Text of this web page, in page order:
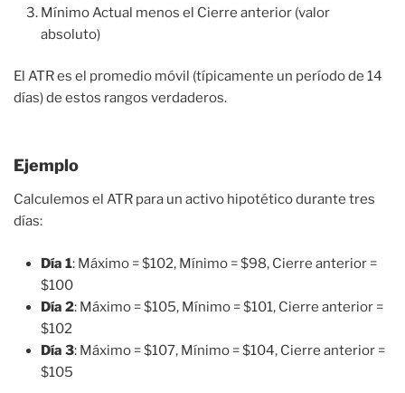
Mínimo Actual menos el Cierre anterior (valor
absoluto)
El ATR es el promedio móvil (típicamente un período de 14
días) de estos rangos verdaderos.
Ejemplo
Calculemos el ATR para un activo hipotético durante tres
días:
Día 1: Máximo = $102, Mínimo = $98, Cierre anterior =
$100
Día 2: Máximo = $105, Mínimo = $101, Cierre anterior =
$102
Día 3: Máximo = $107, Mínimo = $104, Cierre anterior =
$105